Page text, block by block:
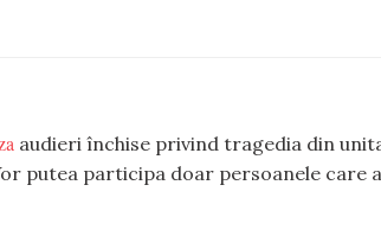
audieri închise privind tragedia din
putea participa doar persoanele care